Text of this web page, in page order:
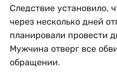
Следствие установило,
через несколько дней
планировали провести
Мужчина отверг все
обращении.